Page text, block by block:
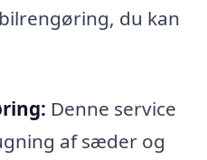
du kan
Denne service
af sæder og